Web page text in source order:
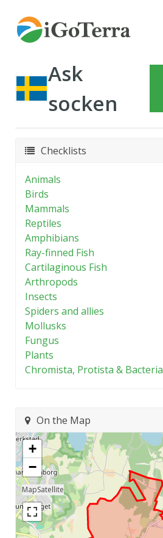
Ask
socken
Checklists
Animals
Birds
Mammals
Reptiles
Amphibians
Ray-finned Fish
Cartilaginous Fish
Arthropods
Insects
Spiders and allies
Mollusks
Fungus
Plants
Chromista, Protista & Bacteria
On the Map
+
−